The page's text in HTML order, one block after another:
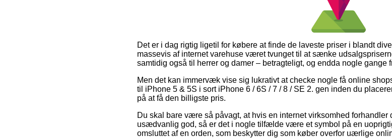
Det er i dag rigtig ligetil for købere at finde de laveste priser i blandt
massevis af internet varehuse været tvunget til at sænke
samtidig også til herrer og damer – betragteligt, og endda nogle gange
Men det kan immervæk vise sig lukrativt at checke nogle få online
til iPhone 5 & 5S i sort iPhone 6 / 6S / 7 / 8 / SE 2. gen inden du
på at få den billigste pris.
Du skal bare være så påvagt, at hvis en internet virksomhed forhandler
usædvanlig god, så er det i nogle tilfælde være et symbol på en
omsluttet af en orden, som beskytter dig som køber overfor uærlige